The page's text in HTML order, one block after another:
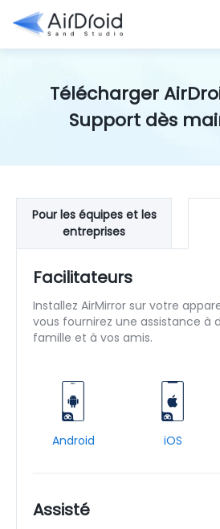
Télécharger
Support dès
Pour les équipes et les
entreprises
Facilitateurs
Installez AirMirror sur votre
vous fournirez une assistance à
famille et à vos amis.
Android iOS
Assisté